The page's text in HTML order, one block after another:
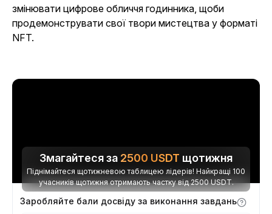
змінювати цифрове обличчя годинника, щоби
продемонструвати свої твори мистецтва у форматі
NFT.
Змагайтеся за 2500 USDT щотижня
Піднімайтеся щотижневою таблицею лідерів! Найкращі 100
учасників щотижня отримають частку від 2500 USDT.
Заробляйте бали досвіду за виконання завдань